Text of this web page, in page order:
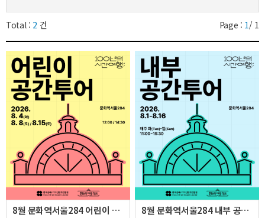
Total : 2 건 Page : 1/ 1
8월 문화역서울284 어린이 공간투어(8.4, 8.8, 8.15) 8월 문화역서울284 내부 공간투어(8.1 ~ 8.16)